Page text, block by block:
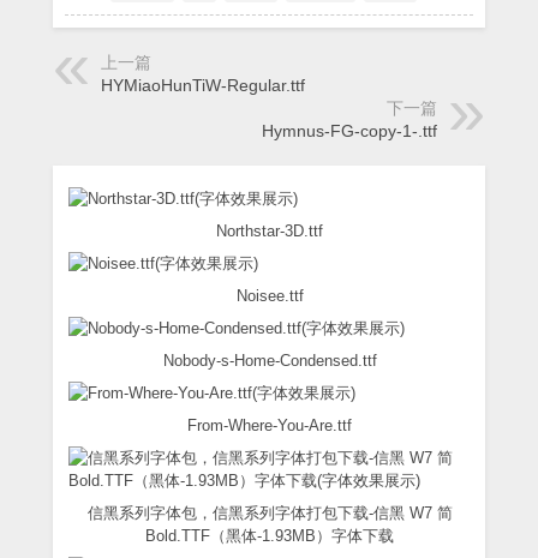
上一篇
HYMiaoHunTiW-Regular.ttf
下一篇
Hymnus-FG-copy-1-.ttf
Northstar-3D.ttf
Noisee.ttf
Nobody-s-Home-Condensed.ttf
From-Where-You-Are.ttf
信黑系列字体包，信黑系列字体打包下载-信黑 W7 简
Bold.TTF（黑体-1.93MB）字体下载